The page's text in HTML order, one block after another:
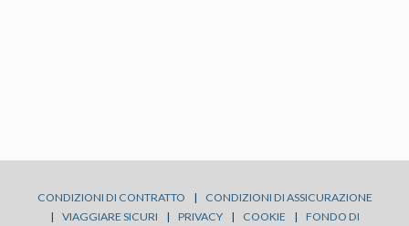
CONDIZIONI DI CONTRATTO |
CONDIZIONI DI ASSICURAZIONE
|
VIAGGIARE SICURI | PRIVACY | COOKIE |
FONDO DI